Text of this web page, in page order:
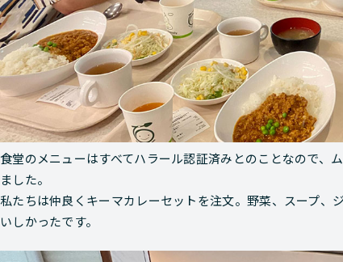
食堂のメニューはすべてハラール認証済みとのことなので、
ました。
私たちは仲良くキーマカレーセットを注文。野菜、スープ、
いしかったです。